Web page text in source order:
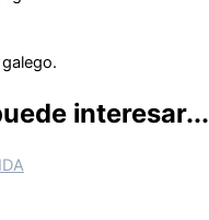
interesar...